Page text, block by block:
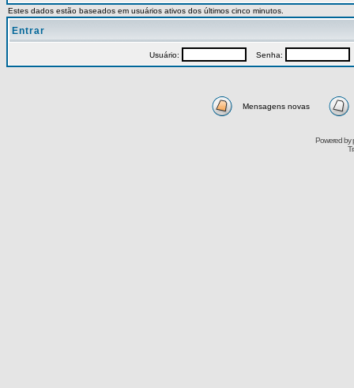
Estes dados estão baseados em usuários ativos dos últimos cinco minutos.
Entrar
Usuário: Senha:
Mensagens novas
Powered by